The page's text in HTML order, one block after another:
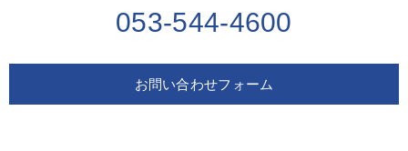
053-544-4600
お問い合わせフォーム